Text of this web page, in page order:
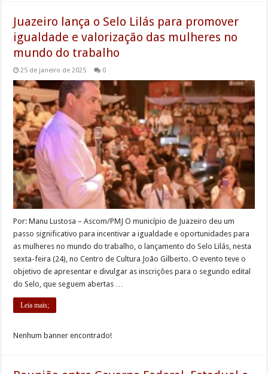
Juazeiro lança o Selo Lilás para promover
igualdade e valorização das mulheres no
mundo do trabalho
25 de janeiro de 2025 0
Por: Manu Lustosa – Ascom/PMJ O município de Juazeiro deu um
passo significativo para incentivar a igualdade e oportunidades para
as mulheres no mundo do trabalho, o lançamento do Selo Lilás, nesta
sexta-feira (24), no Centro de Cultura João Gilberto. O evento teve o
objetivo de apresentar e divulgar as inscrições para o segundo edital
do Selo, que seguem abertas …
Leia mais;
Nenhum banner encontrado!